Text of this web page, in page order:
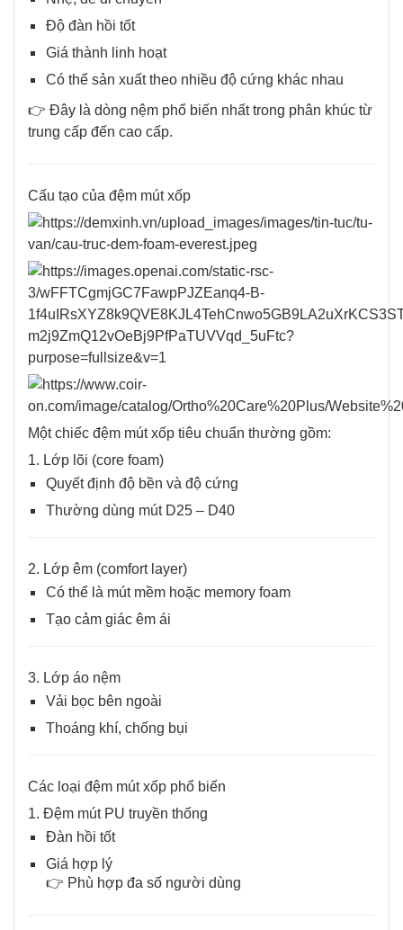
Độ đàn hồi tốt
Giá thành linh hoạt
Có thể sản xuất theo nhiều độ cứng khác nhau
👉 Đây là dòng nệm phổ biến nhất trong phân khúc từ
trung cấp đến cao cấp.
Cấu tạo của đệm mút xốp
Một chiếc đệm mút xốp tiêu chuẩn thường gồm:
1. Lớp lõi (core foam)
Quyết định độ bền và độ cứng
Thường dùng mút D25 – D40
2. Lớp êm (comfort layer)
Có thể là mút mềm hoặc memory foam
Tạo cảm giác êm ái
3. Lớp áo nệm
Vải bọc bên ngoài
Thoáng khí, chống bụi
Các loại đệm mút xốp phổ biến
1. Đệm mút PU truyền thống
Đàn hồi tốt
Giá hợp lý
👉 Phù hợp đa số người dùng